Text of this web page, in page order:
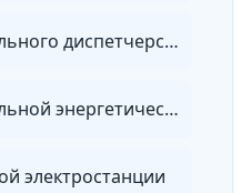
Диспетчер регионального диспетчерского управления
Диспетчер региональной энергетической системы
электростанции